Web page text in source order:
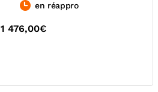
en réappro
1 476,00€